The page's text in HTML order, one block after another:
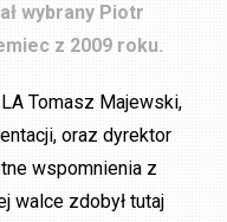
wybrany Piotr
z 2009 roku.
Tomasz Majewski,
oraz dyrektor
wspomnienia z
walce zdobył tutaj